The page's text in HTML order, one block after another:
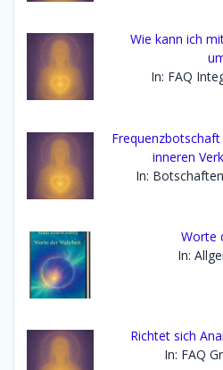
Wie kann ich
In: FAQ
inneren
In:
Worte
In:
Richtet sich
In: FAQ